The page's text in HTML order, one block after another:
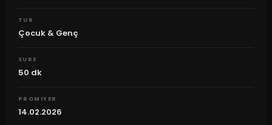
TUR
Çocuk & Genç
SURE
50 dk
PROMIYER
14.02.2026